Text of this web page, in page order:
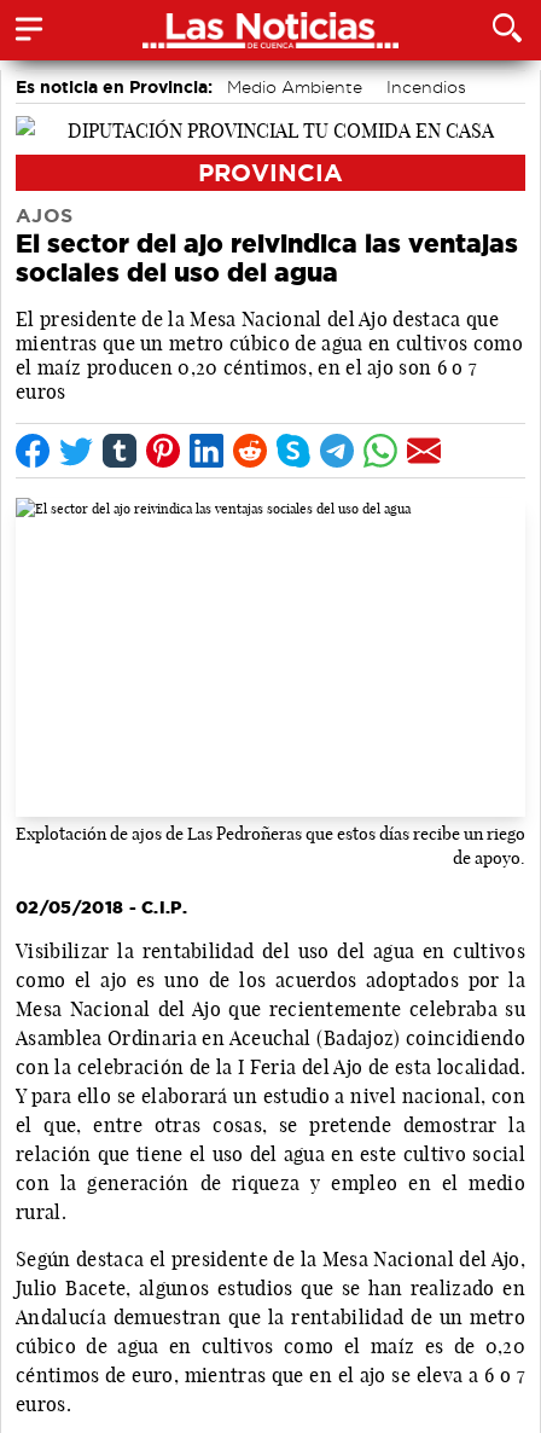
Es noticia en Provincia: Medio Ambiente Incendios
PROVINCIA
AJOS
El sector del ajo reivindica las ventajas
sociales del uso del agua
El presidente de la Mesa Nacional del Ajo destaca que
mientras que un metro cúbico de agua en cultivos como
el maíz producen 0,20 céntimos, en el ajo son 6 o 7
euros
Explotación de ajos de Las Pedroñeras que estos días recibe un riego
de apoyo.
02/05/2018 - C.I.P.
Visibilizar la rentabilidad del uso del agua en cultivos
como el ajo es uno de los acuerdos adoptados por la
Mesa Nacional del Ajo que recientemente celebraba su
Asamblea Ordinaria en Aceuchal (Badajoz) coincidiendo
con la celebración de la I Feria del Ajo de esta localidad.
Y para ello se elaborará un estudio a nivel nacional, con
el que, entre otras cosas, se pretende demostrar la
relación que tiene el uso del agua en este cultivo social
con la generación de riqueza y empleo en el medio
rural.
Según destaca el presidente de la Mesa Nacional del Ajo,
Julio Bacete, algunos estudios que se han realizado en
Andalucía demuestran que la rentabilidad de un metro
cúbico de agua en cultivos como el maíz es de 0,20
céntimos de euro, mientras que en el ajo se eleva a 6 o 7
euros.